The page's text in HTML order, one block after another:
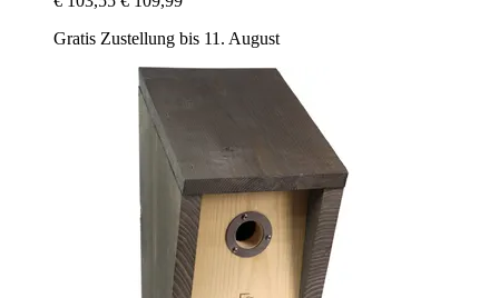
Gratis Zustellung bis 11. August